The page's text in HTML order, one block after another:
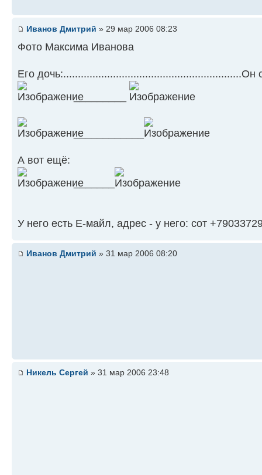
Иванов Дмитрий » 29 мар 2006 08:23
Фото Максима Иванова
Его дочь:.............................................................Он
_________
____________
А вот ещё:
_______
У него есть Е-майл, адрес - у него: сот
Иванов Дмитрий » 31 мар 2006 08:20
Никель Сергей » 31 мар 2006 23:48